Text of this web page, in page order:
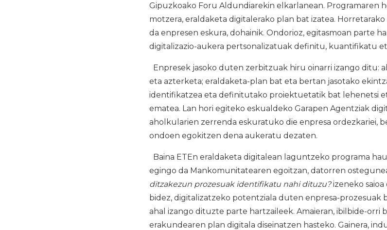
Gipuzkoako Foru Aldundiarekin elkarlanean. Programaren
motzera, eraldaketa digitalerako plan bat izatea.
da enpresen eskura, dohainik. Ondorioz, egitasmoan parte
digitalizazio-aukera pertsonalizatuak definitu, kuantifikatu
Enpresek jasoko duten zerbitzuak hiru oinarri izango ditu:
eta azterketa; eraldaketa-plan bat eta bertan jasotako
identifikatzea eta definitutako proiektuetatik bat lehenetsi
ematea. Lan hori egiteko eskualdeko Garapen Agentziak
aholkularien zerrenda eskuratuko die enpresa ordezkariei,
ondoen egokitzen dena aukeratu dezaten.
Baina ETEn eraldaketa digitalean laguntzeko programa
egingo da Mankomunitatearen egoitzan, datorren
ditzakezun prozesuak identifikatu nahi dituzu?izeneko saioa
bidez, digitalizatzeko potentziala duten enpresa-prozesuak
ahal izango dituzte parte hartzaileek. Amaieran, ibilbide-orri
erakundearen plan digitala diseinatzen hasteko. Gainera,